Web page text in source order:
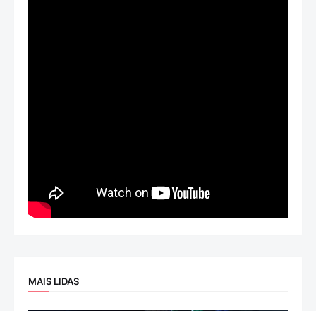
MAIS LIDAS